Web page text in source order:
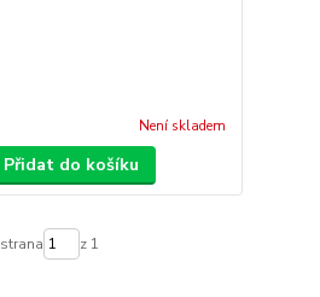
Není skladem
Přidat do košíku
strana z 1